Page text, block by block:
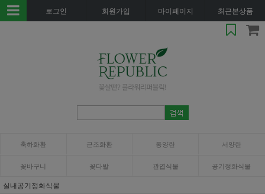
로그인 회원가입 마이페이지 최근본상품
축하화환 근조화환 동양란 서양란
꽃바구니 꽃다발 관엽식물 공기정화식물
실내공기정화식물